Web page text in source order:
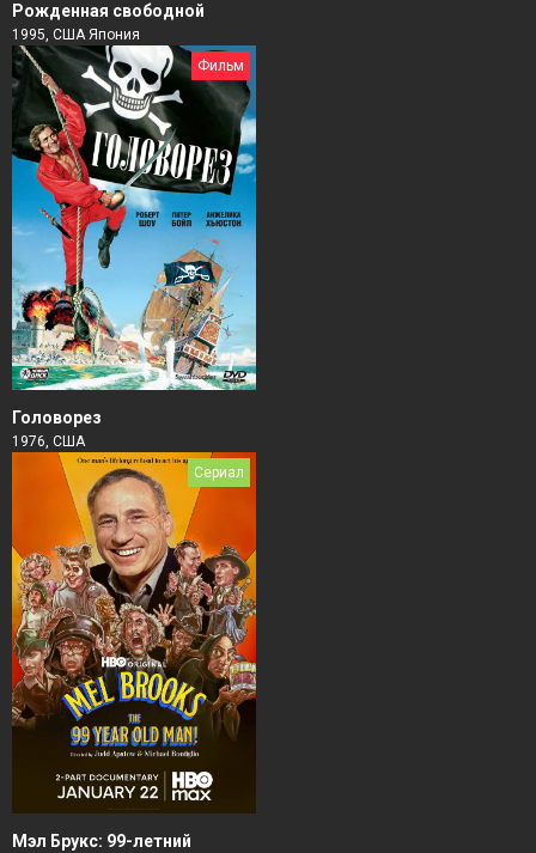
Рожденная свободной
1995, США Япония
Фильм
Головорез
1976, США
Сериал
Мэл Брукс: 99-летний